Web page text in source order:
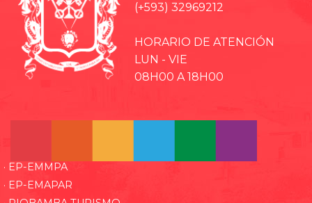
(+593) 32969212
HORARIO DE ATENCIÓN
LUN - VIE
08H00 A 18H00
· EP-EMMPA
· EP-EMAPAR